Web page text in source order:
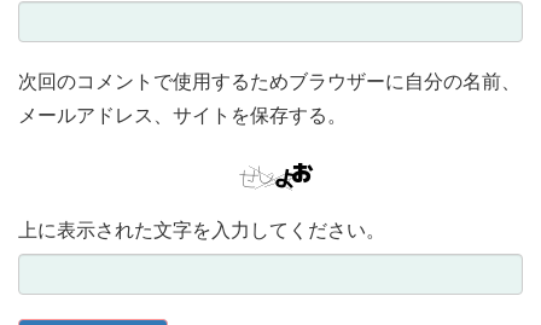
次回のコメントで使用するためブラウザーに自分の名前、
メールアドレス、サイトを保存する。
上に表示された文字を入力してください。